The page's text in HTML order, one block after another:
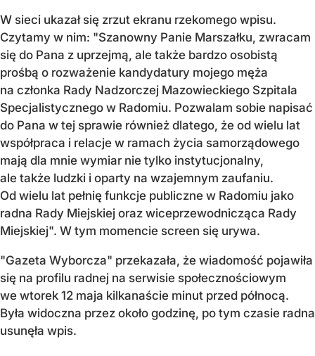
W sieci ukazał się zrzut ekranu rzekomego wpisu.
Czytamy w nim: "Szanowny Panie Marszałku, zwracam
się do Pana z uprzejmą, ale także bardzo osobistą
prośbą o rozważenie kandydatury mojego męża
na członka Rady Nadzorczej Mazowieckiego Szpitala
Specjalistycznego w Radomiu. Pozwalam sobie napisać
do Pana w tej sprawie również dlatego, że od wielu lat
współpraca i relacje w ramach życia samorządowego
mają dla mnie wymiar nie tylko instytucjonalny,
ale także ludzki i oparty na wzajemnym zaufaniu.
Od wielu lat pełnię funkcje publiczne w Radomiu jako
radna Rady Miejskiej oraz wiceprzewodnicząca Rady
Miejskiej". W tym momencie screen się urywa.
"Gazeta Wyborcza" przekazała, że wiadomość pojawiła
się na profilu radnej na serwisie społecznościowym
we wtorek 12 maja kilkanaście minut przed północą.
Była widoczna przez około godzinę, po tym czasie radna
usunęła wpis.